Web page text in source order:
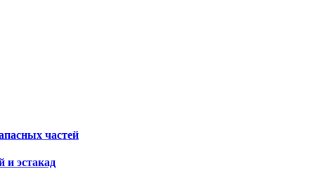
частей
и эстакад